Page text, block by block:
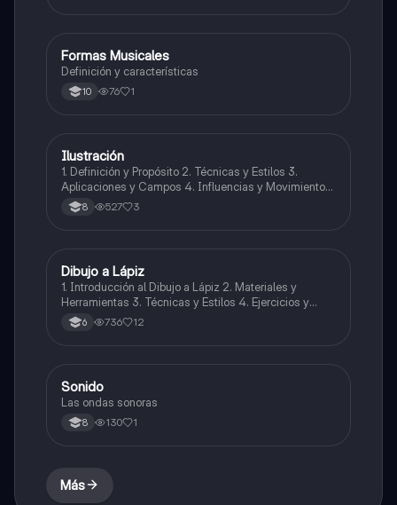
Música
Formas Musicales
Definición y características
10 76 1
Artes
Ilustración
1. Definición y Propósito 2. Técnicas y Estilos 3.
Aplicaciones y Campos 4. Influencias y Movimientos
Artísticos 5. Ética en la Ilustración 6. Desarrollo
Profesional y Educativo 7. Ejemplos y Referencias
8 527 3
Artes
Dibujo a Lápiz
1. Introducción al Dibujo a Lápiz 2. Materiales y
Herramientas 3. Técnicas y Estilos 4. Ejercicios y
Prácticas Recomendadas 5. Inspiración y
Referencias 6. Proceso Creativo y Experimentación
6 736 12
Música
Sonido
Las ondas sonoras
8 130 1
Más